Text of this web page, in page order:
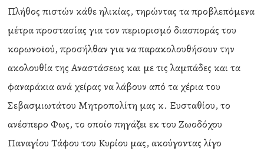
Πλήθος πιστών κάθε ηλικίας, τηρώντας τα προβλεπόμενα
μέτρα προστασίας για τον περιορισμό διασποράς του
κορωνοϊού, προσήλθαν για να παρακολουθήσουν την
ακολουθία της Αναστάσεως και με τις λαμπάδες και τα
φαναράκια ανά χείρας να λάβουν από τα χέρια του
Σεβασμιωτάτου Μητροπολίτη μας κ. Ευσταθίου, το
ανέσπερο Φως, το οποίο πηγάζει εκ του Ζωοδόχου
Παναγίου Τάφου του Κυρίου μας, ακούγοντας λίγο